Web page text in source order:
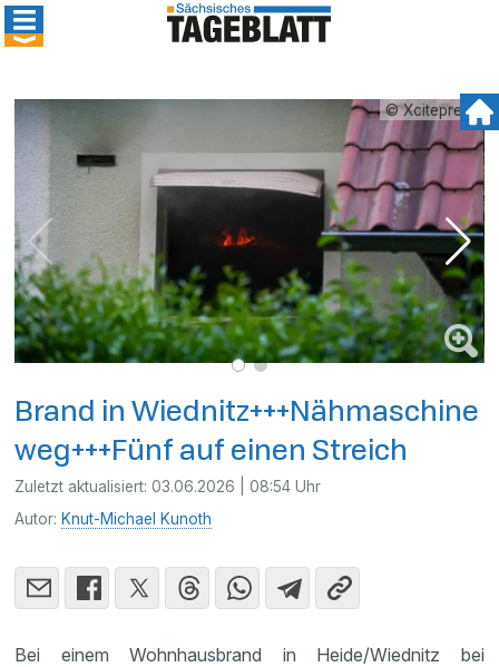
© Xcitepress
Brand in Wiednitz+++Nähmaschine
weg+++Fünf auf einen Streich
Zuletzt aktualisiert:03.06.2026 | 08:54 Uhr
Autor: Knut-Michael Kunoth
Bei einem Wohnhausbrand in Heide/Wiednitz bei